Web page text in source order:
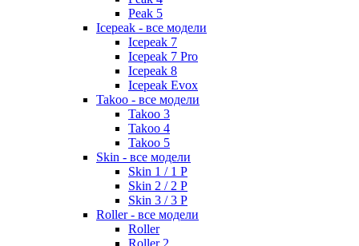
Peak 5
Icepeak - все модели
Icepeak 7
Icepeak 7 Pro
Icepeak 8
Icepeak Evox
Takoo - все модели
Takoo 3
Takoo 4
Takoo 5
Skin - все модели
Skin 1 / 1 P
Skin 2 / 2 P
Skin 3 / 3 P
Roller - все модели
Roller
Roller 2